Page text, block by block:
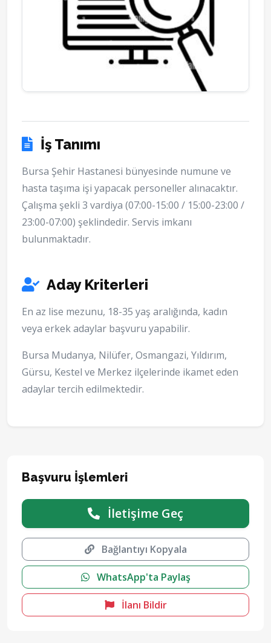
İş Tanımı
Bursa Şehir Hastanesi bünyesinde numune ve
hasta taşıma işi yapacak personeller alınacaktır.
Çalışma şekli 3 vardiya (07:00-15:00 / 15:00-23:00 /
23:00-07:00) şeklindedir. Servis imkanı
bulunmaktadır.
Aday Kriterleri
En az lise mezunu, 18-35 yaş aralığında, kadın
veya erkek adaylar başvuru yapabilir.
Bursa Mudanya, Nilüfer, Osmangazi, Yıldırım,
Gürsu, Kestel ve Merkez ilçelerinde ikamet eden
adaylar tercih edilmektedir.
Başvuru İşlemleri
İletişime Geç
Bağlantıyı Kopyala
WhatsApp'ta Paylaş
İlanı Bildir